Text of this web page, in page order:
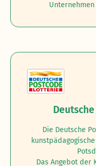
Die Deutsche
Das Angebot der